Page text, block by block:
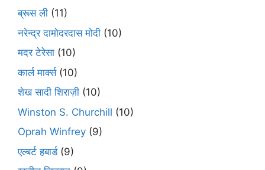
ब्रूस ली (11)
नरेन्द्र दामोदरदास मोदी (10)
मदर टेरेसा (10)
कार्ल मार्क्स(10)
शेख सादी शिराज़ी (10)
Winston S. Churchill (10)
Oprah Winfrey (9)
एल्बर्ट हबार्ड(9)